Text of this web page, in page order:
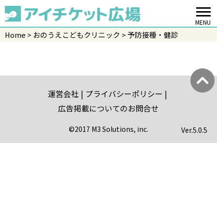
MENU
Home おのうえこどもクリニック 予防接種・健診
運営会社
プライバシーポリシー
広告掲載についてのお問合せ
©2017 M3 Solutions, inc. Ver.5.0.5